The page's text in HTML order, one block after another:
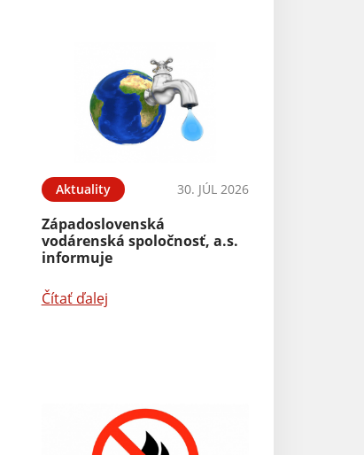
Aktuality 30. JÚL 2026
Západoslovenská
vodárenská spoločnosť, a.s.
informuje
Čítať ďalej